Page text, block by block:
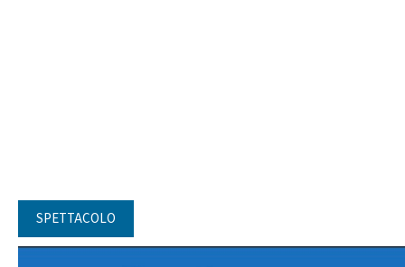
SPETTACOLO